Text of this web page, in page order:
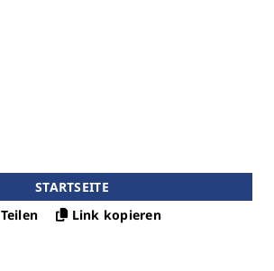
STARTSEITE
Teilen
Link kopieren